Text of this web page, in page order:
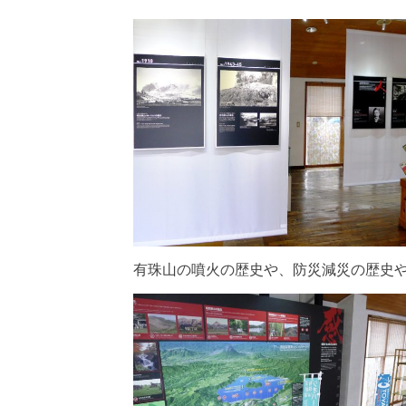
有珠山の噴火の歴史や、防災減災の歴史